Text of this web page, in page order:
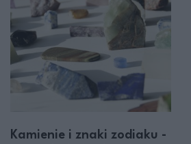
Kamienie i znaki zodiaku -